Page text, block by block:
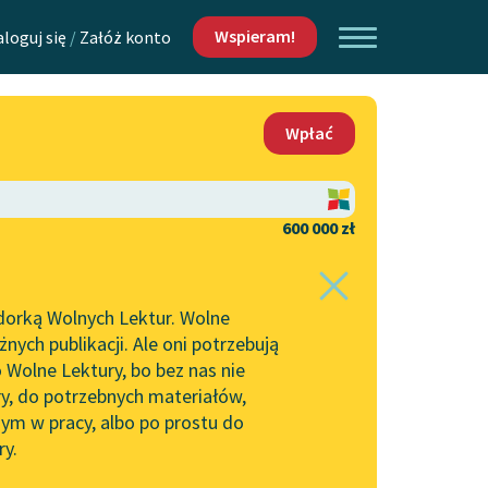
się / Załóż konto Wspieram!
Lektur
Kontakt
O projekcie
Zasady wykorzystania
Wolnych Lektur
Logotypy
Materiały promocyjne
Wpłać
600 000 zł
Wolnych Lektur. Wolne
publikacji. Ale oni potrzebują
Lektury, bo bez nas nie
do potrzebnych materiałów,
w pracy, albo po prostu do